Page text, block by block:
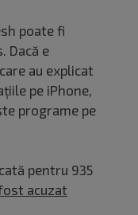
poate fi
Dacă e
au explicat
pe iPhone,
programe pe
pentru 935
acuzat